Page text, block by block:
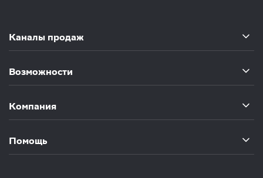
Каналы продаж
Возможности
Компания
Помощь